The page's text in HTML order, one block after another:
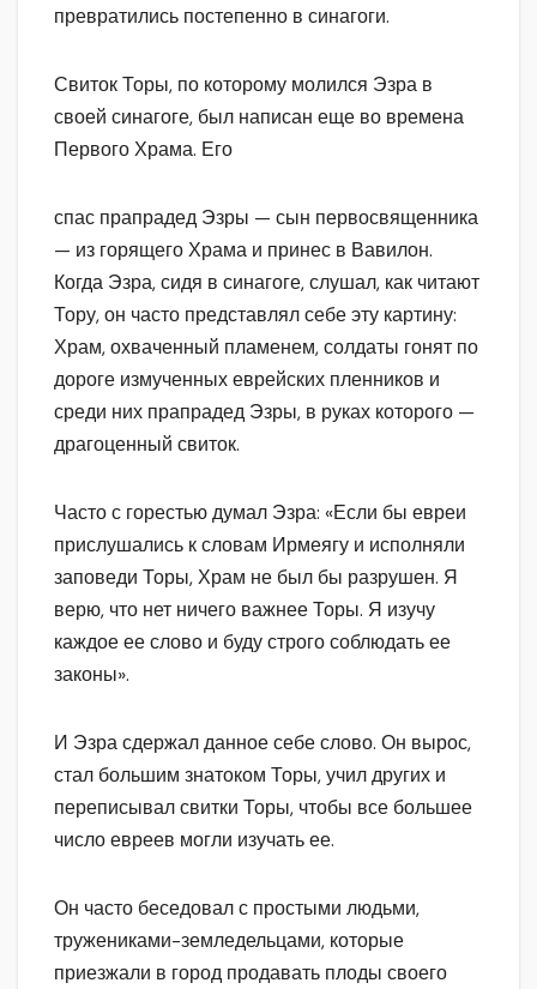
превратились постепенно в синагоги.
Свиток Торы, по которому молился Эзра в
своей синагоге, был написан еще во времена
Первого Храма. Его
спас прапрадед Эзры — сын первосвященника
— из горящего Храма и принес в Вавилон.
Когда Эзра, сидя в синагоге, слушал, как читают
Тору, он часто представлял себе эту картину:
Храм, охваченный пламенем, солдаты гонят по
дороге измученных еврейских пленников и
среди них прапрадед Эзры, в руках которого —
драгоценный свиток.
Часто с горестью думал Эзра: «Если бы евреи
прислушались к словам Ирмеягу и исполняли
заповеди Торы, Храм не был бы разрушен. Я
верю, что нет ничего важнее Торы. Я изучу
каждое ее слово и буду строго соблюдать ее
законы».
И Эзра сдержал данное себе слово. Он вырос,
стал большим знатоком Торы, учил других и
переписывал свитки Торы, чтобы все большее
число евреев могли изучать ее.
Он часто беседовал с простыми людьми,
тружениками-земледельцами, которые
приезжали в город продавать плоды своего